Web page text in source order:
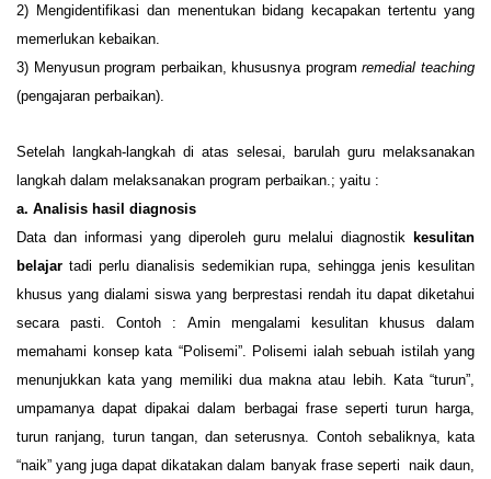
2) Mengidentifikasi dan menentukan bidang kecapakan tertentu yang
memerlukan kebaikan.
3) Menyusun program perbaikan, khususnya programremedial teaching
(pengajaran perbaikan).
Setelah langkah-langkah di atas selesai, barulah guru melaksanakan
langkah dalam melaksanakan program perbaikan.; yaitu :
a. Analisis hasil diagnosis
Data dan informasi yang diperoleh guru melalui diagnostik
kesulitan
belajar tadi perlu dianalisis sedemikian rupa, sehingga jenis kesulitan
khusus yang dialami siswa yang berprestasi rendah itu dapat diketahui
secara pasti. Contoh : Amin mengalami kesulitan khusus dalam
memahami konsep kata “Polisemi”. Polisemi ialah sebuah istilah yang
menunjukkan kata yang memiliki dua makna atau lebih. Kata “turun”,
umpamanya dapat dipakai dalam berbagai frase seperti turun harga,
turun ranjang, turun tangan, dan seterusnya. Contoh sebaliknya, kata
“naik” yang juga dapat dikatakan dalam banyak frase seperti naik daun,